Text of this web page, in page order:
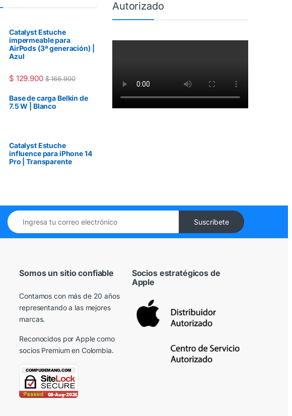
Catalyst Estuche
impermeable para
AirPods (3ª generación) |
Azul
$ 129.900 $166.900
Base de carga Belkin de
7.5 W | Blanco
Catalyst Estuche
influence para iPhone 14
Pro | Transparente
Autorizado
Somos un sitio confiable
Contamos con más de 20 años
representando a las mejores
marcas.
Reconocidos por Applecomo
socios Premium en Colombia.
Socios estratégicos de
Apple